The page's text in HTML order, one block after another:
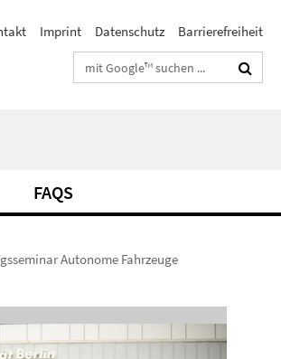
Imprint Datenschutz
Barrierefreiheit
Suchbegriffe
FAQS
Autonome Fahrzeuge